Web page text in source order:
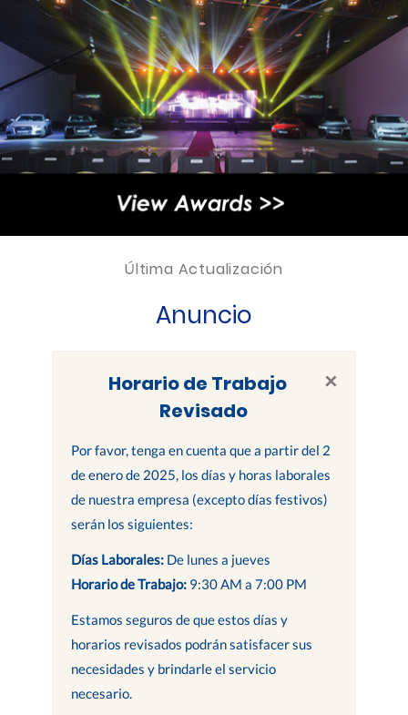
Última Actualización
Anuncio
×
Horario de Trabajo
Revisado
Por favor, tenga en cuenta que a partir del 2
de enero de 2025, los días y horas laborales
de nuestra empresa (excepto días festivos)
serán los siguientes:
Días Laborales:De lunes a jueves
Horario de Trabajo: 9:30 AM a 7:00 PM
Estamos seguros de que estos días y
horarios revisados podrán satisfacer sus
necesidades y brindarle el servicio
necesario.